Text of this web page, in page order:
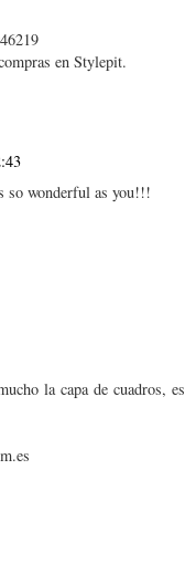
en Stylepit.
so wonderful as you!!!
la capa de cuadros, es